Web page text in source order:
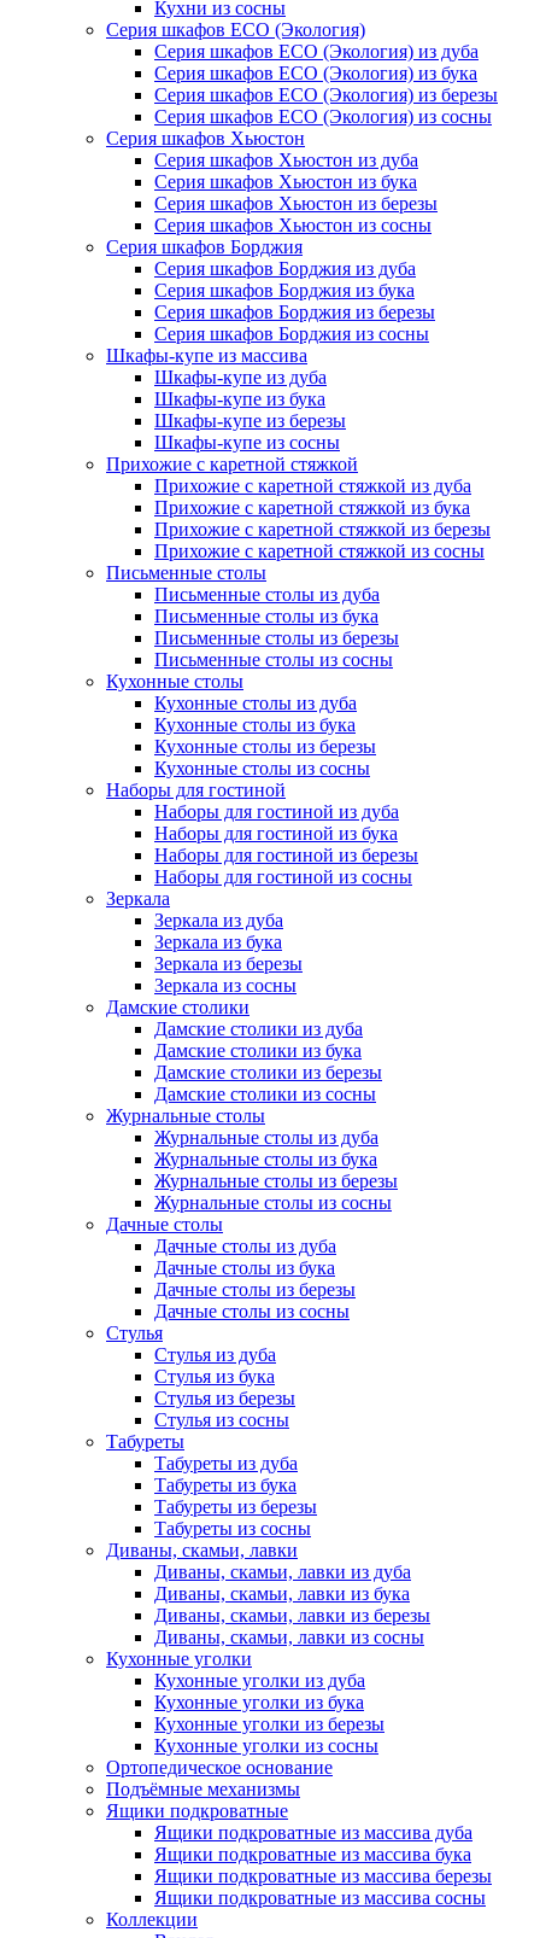
Кухни из сосны
Серия шкафов ECO (Экология)
Серия шкафов ECO (Экология) из дуба
Серия шкафов ECO (Экология) из бука
Серия шкафов ECO (Экология) из березы
Серия шкафов ECO (Экология) из сосны
Серия шкафов Хьюстон
Серия шкафов Хьюстон из дуба
Серия шкафов Хьюстон из бука
Серия шкафов Хьюстон из березы
Серия шкафов Хьюстон из сосны
Серия шкафов Борджия
Серия шкафов Борджия из дуба
Серия шкафов Борджия из бука
Серия шкафов Борджия из березы
Серия шкафов Борджия из сосны
Шкафы-купе из массива
Шкафы-купе из дуба
Шкафы-купе из бука
Шкафы-купе из березы
Шкафы-купе из сосны
Прихожие с каретной стяжкой
Прихожие с каретной стяжкой из дуба
Прихожие с каретной стяжкой из бука
Прихожие с каретной стяжкой из березы
Прихожие с каретной стяжкой из сосны
Письменные столы
Письменные столы из дуба
Письменные столы из бука
Письменные столы из березы
Письменные столы из сосны
Кухонные столы
Кухонные столы из дуба
Кухонные столы из бука
Кухонные столы из березы
Кухонные столы из сосны
Наборы для гостиной
Наборы для гостиной из дуба
Наборы для гостиной из бука
Наборы для гостиной из березы
Наборы для гостиной из сосны
Зеркала
Зеркала из дуба
Зеркала из бука
Зеркала из березы
Зеркала из сосны
Дамские столики
Дамские столики из дуба
Дамские столики из бука
Дамские столики из березы
Дамские столики из сосны
Журнальные столы
Журнальные столы из дуба
Журнальные столы из бука
Журнальные столы из березы
Журнальные столы из сосны
Дачные столы
Дачные столы из дуба
Дачные столы из бука
Дачные столы из березы
Дачные столы из сосны
Стулья
Стулья из дуба
Стулья из бука
Стулья из березы
Стулья из сосны
Табуреты
Табуреты из дуба
Табуреты из бука
Табуреты из березы
Табуреты из сосны
Диваны, скамьи, лавки
Диваны, скамьи, лавки из дуба
Диваны, скамьи, лавки из бука
Диваны, скамьи, лавки из березы
Диваны, скамьи, лавки из сосны
Кухонные уголки
Кухонные уголки из дуба
Кухонные уголки из бука
Кухонные уголки из березы
Кухонные уголки из сосны
Ортопедическое основание
Подъёмные механизмы
Ящики подкроватные
Ящики подкроватные из массива дуба
Ящики подкроватные из массива бука
Ящики подкроватные из массива березы
Ящики подкроватные из массива сосны
Коллекции